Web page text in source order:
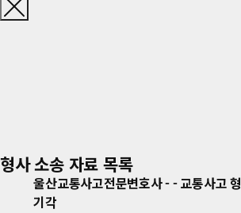
형사 소송 자료 목록
울산교통사고전문변호사 - - 교통사고
기각